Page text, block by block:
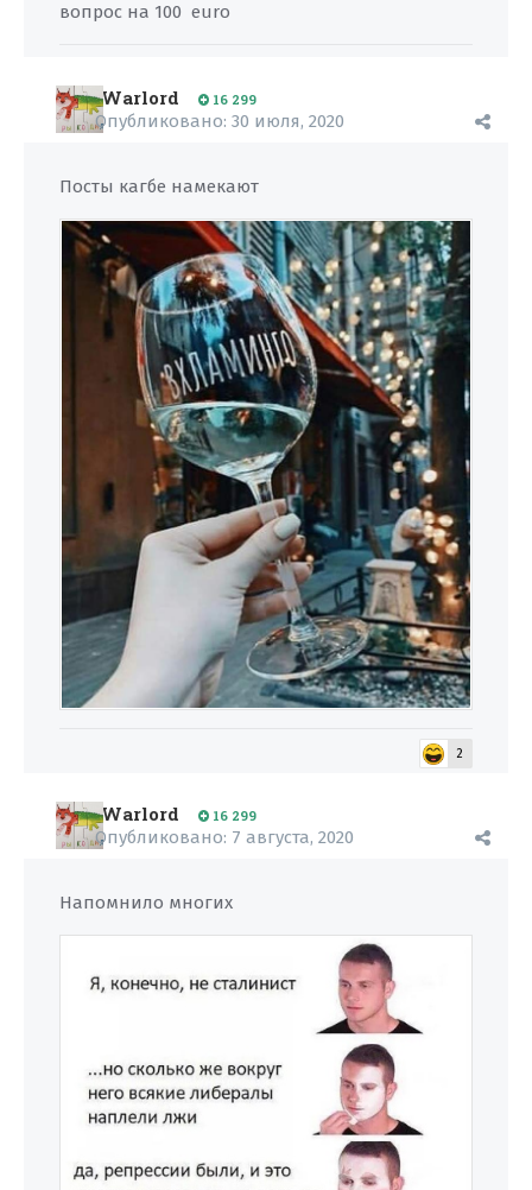
вопрос на 100 euro
Warlord 16 299
Опубликовано: 30 июля, 2020
Посты кагбе намекают
2
Warlord 16 299
Опубликовано: 7 августа, 2020
Напомнило многих